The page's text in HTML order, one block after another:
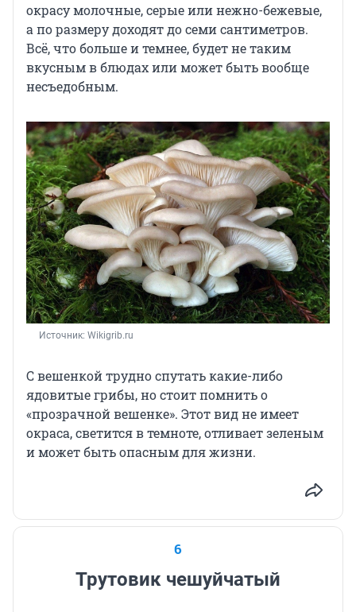
окрасу молочные, серые или нежно-бежевые,
а по размеру доходят до семи сантиметров.
Всё, что больше и темнее, будет не таким
вкусным в блюдах или может быть вообще
несъедобным.
Источник: Wikigrib.ru
С вешенкой трудно спутать какие-либо
ядовитые грибы, но стоит помнить о
«прозрачной вешенке». Этот вид не имеет
окраса, светится в темноте, отливает зеленым
и может быть опасным для жизни.
6
Трутовик чешуйчатый